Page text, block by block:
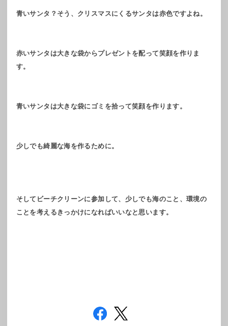
青いサンタ？そう、クリスマスにくるサンタは赤色ですよね。
赤いサンタは大きな袋からプレゼントを配って笑顔を作りま
す。
青いサンタは大きな袋にゴミを拾って笑顔を作ります。
少しでも綺麗な海を作るために。
そしてビーチクリーンに参加して、少しでも海のこと、環境の
ことを考えるきっかけになればいいなと思います。